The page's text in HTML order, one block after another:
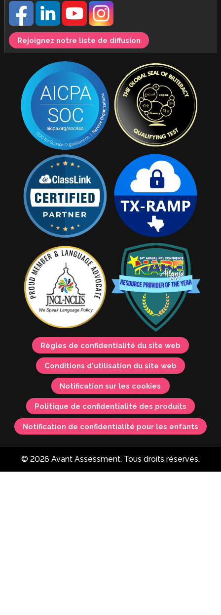
Rejoignez notre liste de diffusion
Règles de confidentialité du site web
Conditions d'utilisation du site web
Notification sur les cookies
Politique de confidentialité des produits
Notification de confidentialité pour les enfants
© 2026 Avant Assessment. Tous droits réservés.